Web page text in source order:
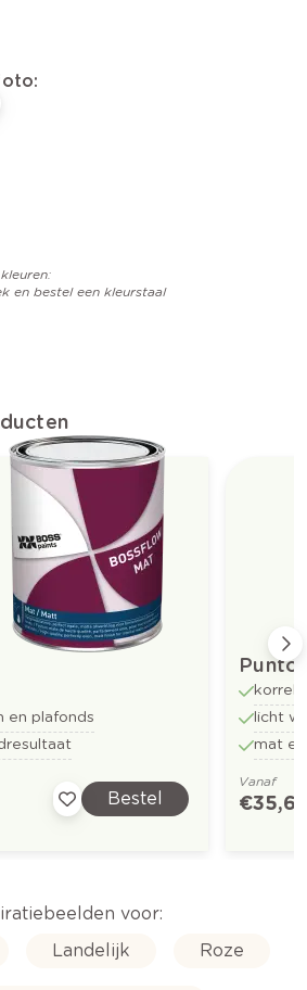
en bestel een kleurstaal
en plafonds
Bestel
licht
mat
Vanaf
€
voor:
Landelijk Roze